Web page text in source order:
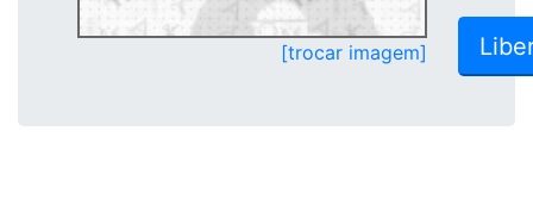
[trocar imagem]